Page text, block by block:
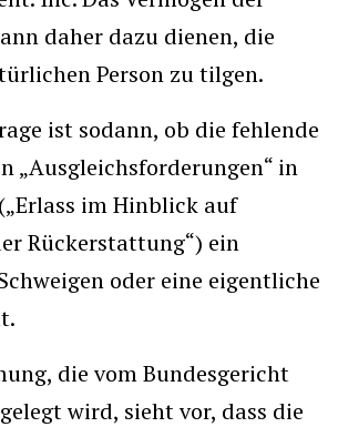
daher dazu dienen, die
Person zu tilgen.
ist sodann, ob die fehlende
„Ausgleichsforderungen“ in
im Hinblick auf
Rückerstattung“) ein
oder eine eigentliche
die vom Bundesgericht
wird, sieht vor, dass die